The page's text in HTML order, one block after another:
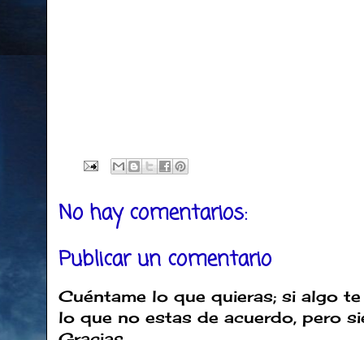
No hay comentarios:
Publicar un comentario
Cuéntame lo que quieras; si algo
lo que no estas de acuerdo, pero